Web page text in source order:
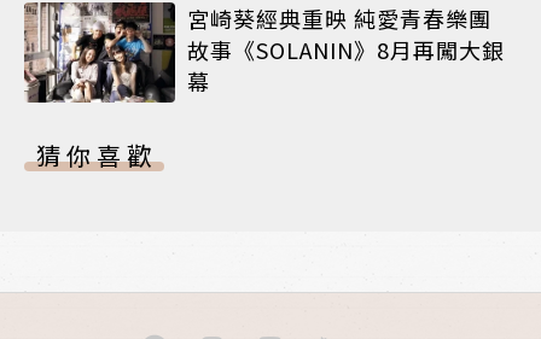
宮崎葵經典重映 純愛青春樂團
故事《SOLANIN》8月再闖大銀
幕
猜你喜歡